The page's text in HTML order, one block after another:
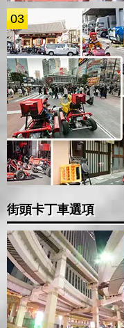
03
街頭卡丁車選項